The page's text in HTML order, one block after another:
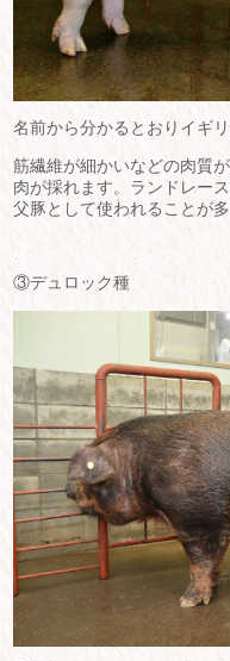
名前から分かるとおりイギ
筋繊維が細かいなどの肉質
肉が採れます。ランドレー
父豚として使われることが多
③デュロック種